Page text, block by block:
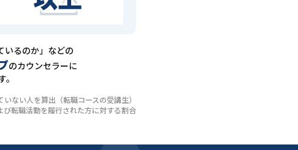
いるのか」などの
のカウンセラーに
い人を算出（転職コースの受講生）
職活動を履行された方に対する割合